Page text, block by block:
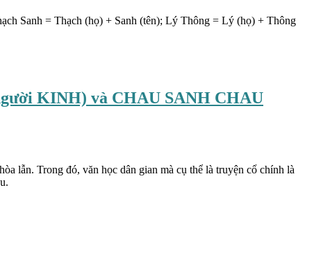
Sanh = Thạch (họ) + Sanh (tên); Lý Thông = Lý (họ) + Thông
KINH) và CHAU SANH CHAU
lẫn. Trong đó, văn học dân gian mà cụ thể là truyện cổ chính là